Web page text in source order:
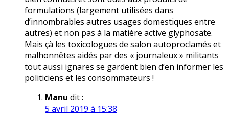
formulations (largement utilisées dans
d’innombrables autres usages domestiques entre
autres) et non pas à la matière active glyphosate.
Mais çà les toxicologues de salon autoproclamés et
malhonnêtes aidés par des « journaleux » militants
tout aussi ignares se gardent bien d’en informer les
politiciens et les consommateurs !
Manu dit :
5 avril 2019 à 15:38